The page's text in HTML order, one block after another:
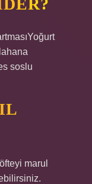
soslu
marul